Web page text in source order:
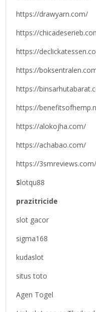
https://drawyarn.com/
https://
https://
https://
https://
https://
https://alokojha.com/
https://achabao.com/
https://3smreviews.com/
Slotqu88
prazitricide
slot gacor
sigma168
kudaslot
situs toto
Agen Togel